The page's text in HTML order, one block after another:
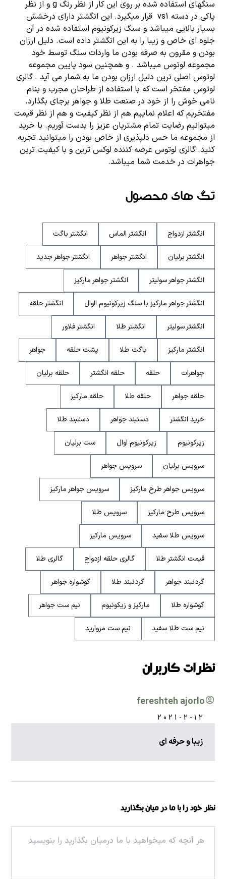
سنگهای استفاده شده بر روی این کار از نظر رنگ g و از نظر
پاکی در دسته vs1 قرار میگیرد. این انگشتر دارای درخشش
بسیار بالایی میباشد و سنگ زیرکونیوم استفاده شده در آن
جلوه ای خاص و زیبا را به این انگشتر داده است. دلیل ارزان
بودن و مقرون به صرفه بودن ما واردات سنگ توسط خود
مجموعه لوتوس میباشد . و همچنین سود پایین مجموعه
لوتوس اصلی ترین دلیل ارزان بودن ما به شمار می آید . گالری
لوتوس مفتخر است که با استفاده از طراحان مجرب و بنام
نامی خوش را از خود در صنعت طلا و جواهر برجای بگذارد.
مفتخریم که اعلام نماییم هم از نظر کیفیت و هم از نظر قیمت
میتوانیم رضایت تمام مشتریان عزیز را بدست آوریم. با خرید
از مجموعه ما حس دلپذیری از خاص بودن را میتوانید تجربه
کنید. گالری لوتوس عرضه کننده لوکس ترین و با کیفیت ترین
جواهرات در خدمت شما میباشد.
تگ های محصول
انگشتر ازدواج انگشتر الماس انگشتر باگت
انگشتر برلیان انگشتر جواهر انگشتر جواهر جدید
انگشتر جواهر سولیتر انگشتر جواهر مارکیز
انگشتر جواهر مارکیز با سنگ زیرکونیوم ااوال انگشتر حلقه
انگشتر سولیتر انگشتر طلا انگشتر فلاور
انگشتر مارکیز باگت طلا پشت حلقه جواهر
جواهرات حلقه حلقه انگشتر حلقه برلیان
حلقه جواهر حلقه طلا حلقه مارکیز
خرید انگشتر دستبند جواهر دستبند طلا
زیرکونیوم زیرکونیوم اوال ست برلیان
سرویس برلیان سرویس جواهر
سرویس جواهر طرح مارکیز سرویس جواهر مارکیز
سرویس طرح مارکیز سرویس طلا
سرویس طلا سفید سرویس مارکیز
قیمت انگشتر طلا گالری حلقه ازدواج گالری طلا
گردنبند جواهر گردنبند طلا گوشواره جواهر
گوشواره طلا مارکیز و زیکونیوم نیم ست جواهر
نیم ست طلا سفید نیم ست مروارید
نظرات کاربران
fereshteh ajorlo
2021-2-12
زیبا و حرفه ای
نظر خود را با ما در میان بگذارید